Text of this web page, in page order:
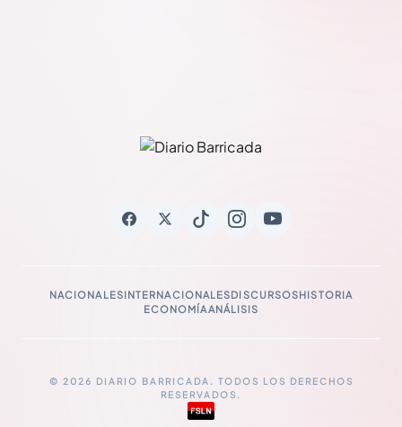
NACIONALESINTERNACIONALESDISCURSOSHISTORIA
ECONOMÍAANÁLISIS
© 2026 DIARIO BARRICADA. TODOS LOS DERECHOS
RESERVADOS.